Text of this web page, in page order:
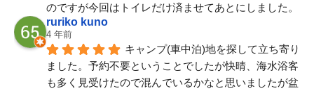
のですが今回はトイレだけ済ませてあとにしました。
ruriko kuno
4 年前
キャンプ(車中泊)地を探して立ち寄り
ました。予約不要ということでしたが快晴、海水浴客
も多く見受けたので混んでいるかなと思いましたが盆